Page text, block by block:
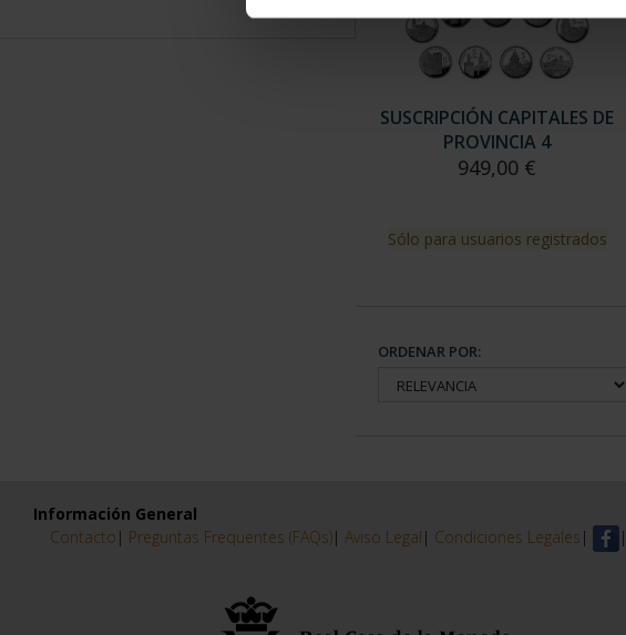
SUSCRIPCIÓN CAPITALES DE
PROVINCIA 4
949,00 €
Sólo para usuarios registrados
ORDENAR POR:
Información General
Contacto | Preguntas Frequentes (FAQs)| Aviso Legal | Condiciones Legales | |